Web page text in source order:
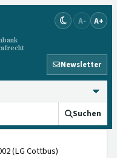
A- A+
Newsletter
Suchen
(LG Cottbus)